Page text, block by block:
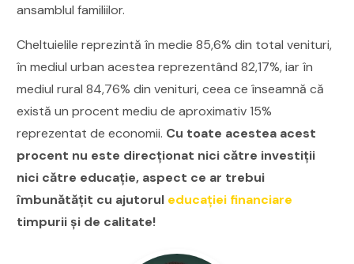
ansamblul familiilor.
Cheltuielile reprezintă în medie 85,6% din total venituri,
în mediul urban acestea reprezentând 82,17%, iar în
mediul rural 84,76% din venituri, ceea ce înseamnă că
există un procent mediu de aproximativ 15%
reprezentat de economii. Cu toate acestea acest
procent nu este direcționat nici către investiții
nici către educație, aspect ce ar trebui
îmbunătățit cu ajutorul educației financiare
timpurii și de calitate!